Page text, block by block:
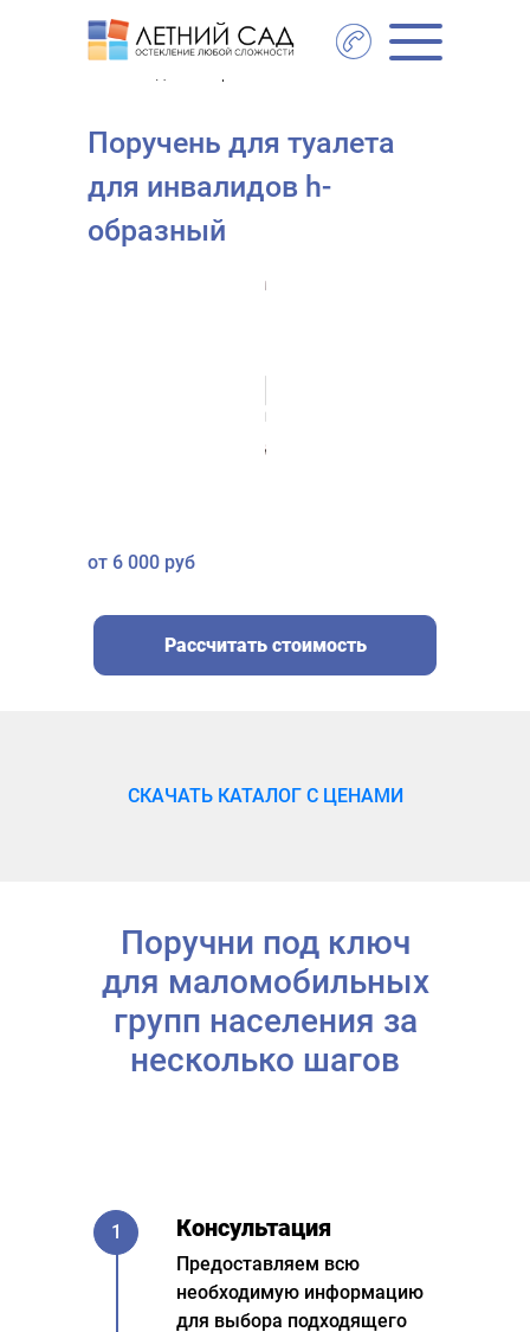
Главная- Поручень для туалета для
Поручень для туалета
для инвалидов h-
образный
от 6 000 руб
Рассчитать стоимость
СКАЧАТЬ КАТАЛОГ С ЦЕНАМИ
Поручни под ключ
для маломобильных
групп населения за
несколько шагов
1 Консультация
Предоставляем всю
необходимую информацию
для выбора подходящего